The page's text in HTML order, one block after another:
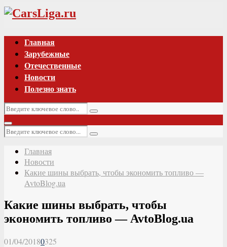
Vk
Главная
Зарубежные
Отечественные
Новости
Полезно знать
Искать:
Поиск
Основное
меню
Искать:
Поиск
Главная
Новости
Какие шины выбрать, чтобы экономить топливо —
AvtoBlog.ua
Какие шины выбрать, чтобы
экономить топливо — AvtoBlog.ua
01/04/20180325